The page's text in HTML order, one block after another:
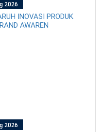
2026
INOVASI PRODUK
AWAREN
2026